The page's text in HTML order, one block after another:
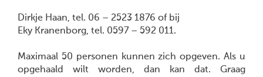
Dirkje Haan, tel. 06 – 2523 1876 of bij
Eky Kranenborg, tel. 0597 – 592 011.
Maximaal 50 personen kunnen zich opgeven. Als u
opgehaald wilt worden, dan kan dat. Graag